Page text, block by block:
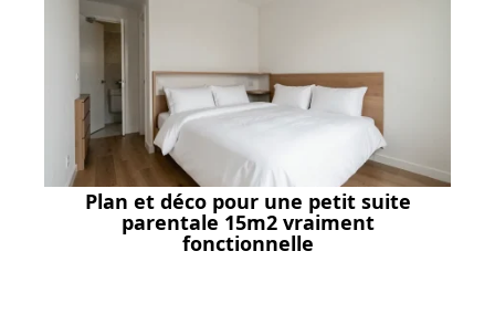
Plan et déco pour une petit suite
parentale 15m2 vraiment
fonctionnelle